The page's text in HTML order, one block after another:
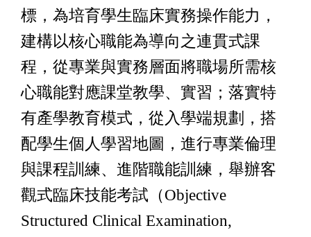
標，為培育學生臨床實務操作能力，
建構以核心職能為導向之連貫式課
程，從專業與實務層面將職場所需核
心職能對應課堂教學、實習；落實特
有產學教育模式，從入學端規劃，搭
配學生個人學習地圖，進行專業倫理
與課程訓練、進階職能訓練，舉辦客
觀式臨床技能考試（Objective
Structured Clinical Examination,